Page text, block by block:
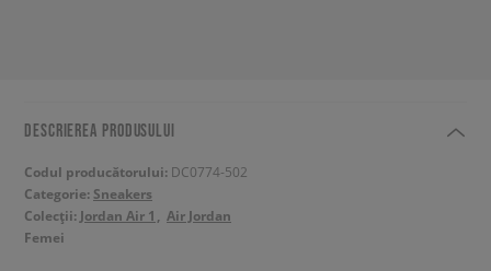
DESCRIEREA PRODUSULUI
Codul producătorului: DC0774-502
Categorie: Sneakers
Colecții: Jordan Air 1
Air Jordan
Femei